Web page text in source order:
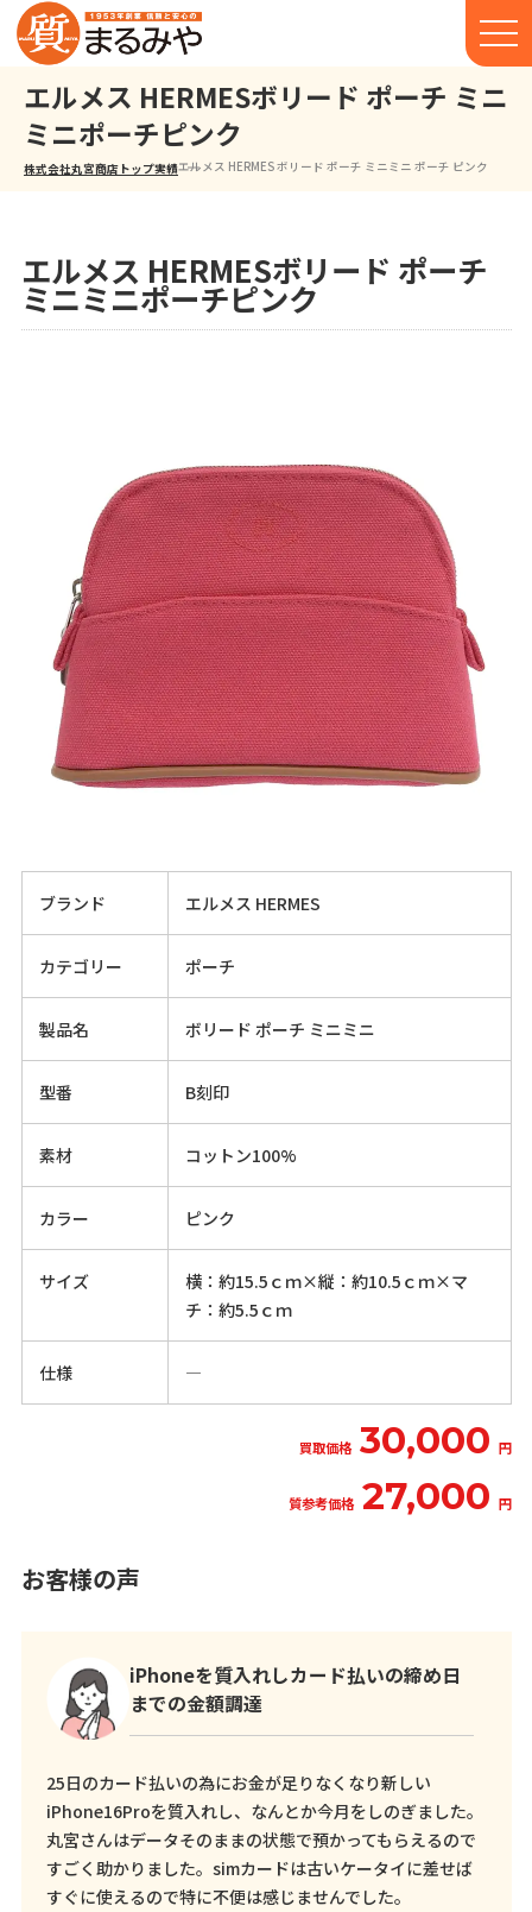
エルメス HERMESボリード ポーチ ミニ
ミニポーチピンク
株式会社丸宮商店トップ⁩実績エルメス HERMES ボリード ポーチ ミニミニ ポーチ ピンク
エルメス HERMESボリード ポーチ
ミニミニポーチピンク
ブランド エルメス HERMES
カテゴリー ポーチ
製品名 ボリード ポーチ ミニミニ
型番 B刻印
素材 コットン100%
カラー ピンク
サイズ
横：約15.5ｃｍ×縦：約10.5ｃｍ×マ
チ：約5.5ｃｍ
仕様 ―
買取価格 30,000 円
質参考価格 27,000 円
お客様の声
iPhoneを質入れしカード払いの締め日
までの金額調達
25日のカード払いの為にお金が足りなくなり新しい
iPhone16Proを質入れし、なんとか今月をしのぎました。
丸宮さんはデータそのままの状態で預かってもらえるので
すごく助かりました。simカードは古いケータイに差せば
すぐに使えるので特に不便は感じませんでした。